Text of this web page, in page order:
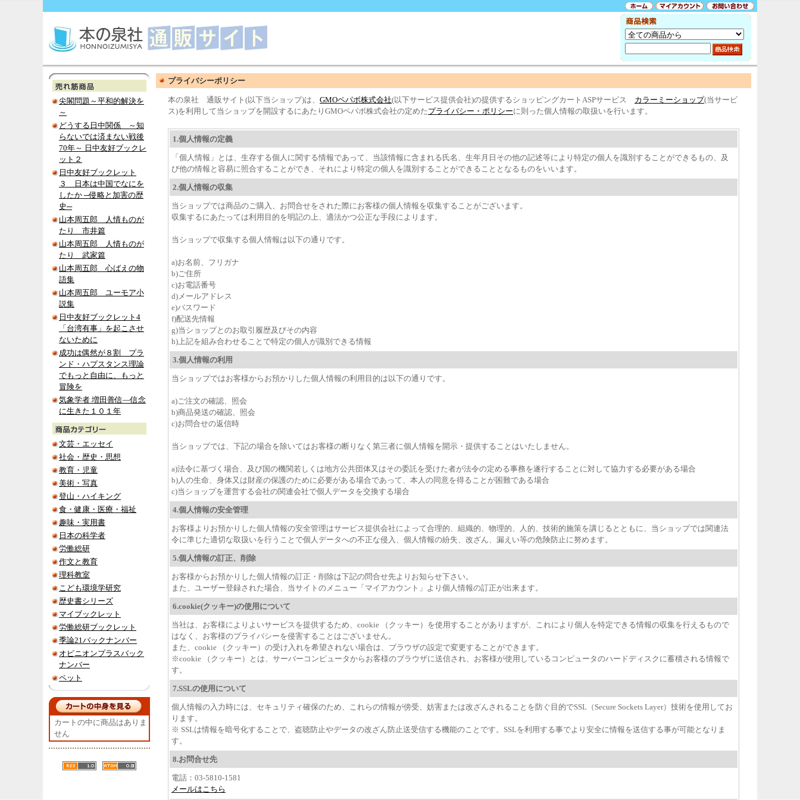
尖閣問題～平和的解決を
～
どうする日中関係 ～知
らないでは済まない戦後
70年～ 日中友好ブックレ
ット２
日中友好ブックレット
３ 日本は中国でなにを
したか ─侵略と加害の歴
史─
山本周五郎 人情ものが
たり 市井篇
山本周五郎 人情ものが
たり 武家篇
山本周五郎 心ばえの物
語集
山本周五郎 ユーモア小
説集
日中友好ブックレット4
「台湾有事」を起こさせ
ないために
成功は偶然が８割 プラ
ンド・ハプスタンス理論
でもっと自由に、もっと
冒険を
気象学者 増田善信―信念
に生きた１０１年
文芸・エッセイ
社会・歴史・思想
教育・児童
美術・写真
登山・ハイキング
食・健康・医療・福祉
趣味・実用書
日本の科学者
労働総研
作文と教育
理科教室
こども環境学研究
歴史書シリーズ
マイブックレット
労働総研ブックレット
季論21バックナンバー
オピニオンプラスバック
ナンバー
ペット
カートの中に商品はありま
せん
プライバシーポリシー
本の泉社 通販サイト(以下当ショップ)は、 GMOペパボ株式会社(以下サービス提供会社)の提供するショッピングカートASPサービス カラーミーショップ(当サービ
ス)を利用して当ショップを開設するにあたりGMOペパボ株式会社の定めたプライバシー・ポリシーに則った個人情報の取扱いを行います。
1.個人情報の定義
「個人情報」とは、生存する個人に関する情報であって、当該情報に含まれる氏名、生年月日その他の記述等により特定の個人を識別することができるもの、及
び他の情報と容易に照合することができ、それにより特定の個人を識別することができることとなるものをいいます。
2.個人情報の収集
当ショップでは商品のご購入、お問合せをされた際にお客様の個人情報を収集することがございます。
収集するにあたっては利用目的を明記の上、適法かつ公正な手段によります。
当ショップで収集する個人情報は以下の通りです。
a)お名前、フリガナ
b)ご住所
c)お電話番号
d)メールアドレス
e)パスワード
f)配送先情報
g)当ショップとのお取引履歴及びその内容
h)上記を組み合わせることで特定の個人が識別できる情報
3.個人情報の利用
当ショップではお客様からお預かりした個人情報の利用目的は以下の通りです。
a)ご注文の確認、照会
b)商品発送の確認、照会
c)お問合せの返信時
当ショップでは、下記の場合を除いてはお客様の断りなく第三者に個人情報を開示・提供することはいたしません。
a)法令に基づく場合、及び国の機関若しくは地方公共団体又はその委託を受けた者が法令の定める事務を遂行することに対して協力する必要がある場合
b)人の生命、身体又は財産の保護のために必要がある場合であって、本人の同意を得ることが困難である場合
c)当ショップを運営する会社の関連会社で個人データを交換する場合
4.個人情報の安全管理
お客様よりお預かりした個人情報の安全管理はサービス提供会社によって合理的、組織的、物理的、人的、技術的施策を講じるとともに、当ショップでは関連法
令に準じた適切な取扱いを行うことで個人データへの不正な侵入、個人情報の紛失、改ざん、漏えい等の危険防止に努めます。
5.個人情報の訂正、削除
お客様からお預かりした個人情報の訂正・削除は下記の問合せ先よりお知らせ下さい。
また、ユーザー登録された場合、当サイトのメニュー「マイアカウント」より個人情報の訂正が出来ます。
6.cookie(クッキー)の使用について
当社は、お客様によりよいサービスを提供するため、cookie （クッキー）を使用することがありますが、これにより個人を特定できる情報の収集を行えるもので
はなく、お客様のプライバシーを侵害することはございません。
また、cookie （クッキー）の受け入れを希望されない場合は、ブラウザの設定で変更することができます。
※cookie （クッキー）とは、サーバーコンピュータからお客様のブラウザに送信され、お客様が使用しているコンピュータのハードディスクに蓄積される情報で
す。
7.SSLの使用について
個人情報の入力時には、セキュリティ確保のため、これらの情報が傍受、妨害または改ざんされることを防ぐ目的でSSL（Secure Sockets Layer）技術を使用してお
ります。
※ SSLは情報を暗号化することで、盗聴防止やデータの改ざん防止送受信する機能のことです。SSLを利用する事でより安全に情報を送信する事が可能となりま
す。
8.お問合せ先
電話：03-5810-1581
メールはこちら